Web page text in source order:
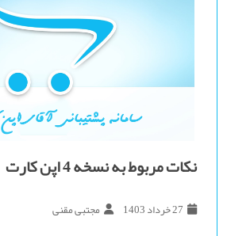
نکات مربوط به نسخه 4 اپن کارت
27 خرداد 1403 مجتبی مقنی